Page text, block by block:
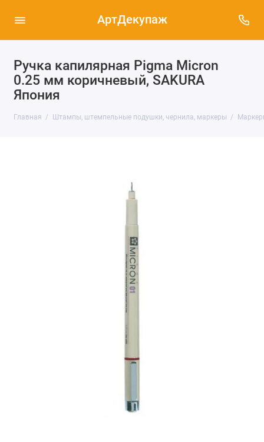
АртДекупаж
Ручка капилярная Pigma Micron
0.25 мм коричневый, SAKURA
Япония
Главная Штампы, штемпельные подушки, чернила, маркеры